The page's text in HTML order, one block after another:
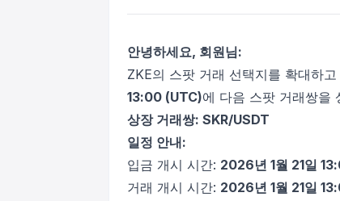
안녕하세요, 회원님:
ZKE의 스팟 거래 선택지를 확대하
13:00 (UTC)에 다음 스팟 거래쌍을
상장 거래쌍: SKR/USDT
일정 안내:
입금 개시 시간: 2026년 1월 21일
거래 개시 시간: 2026년 1월 21일